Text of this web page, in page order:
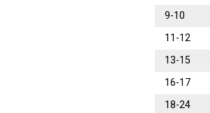
9-10
11-12
13-15
16-17
18-24